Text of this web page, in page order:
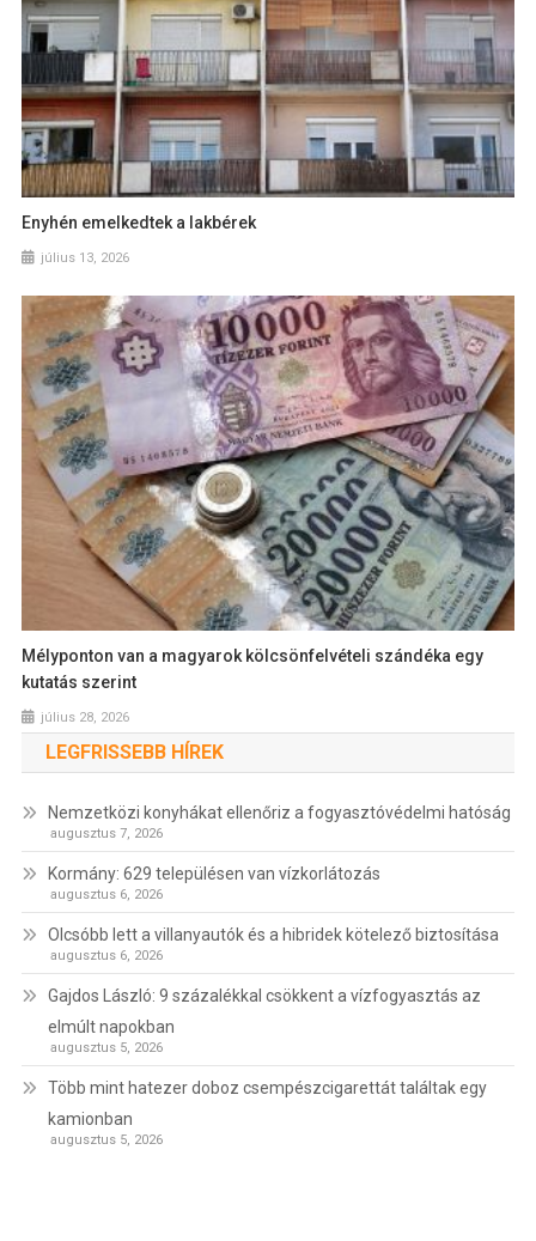
Enyhén emelkedtek a lakbérek
július 13, 2026
Mélyponton van a magyarok kölcsönfelvételi szándéka egy
kutatás szerint
július 28, 2026
LEGFRISSEBB HÍREK
Nemzetközi konyhákat ellenőriz a fogyasztóvédelmi hatóság
augusztus 7, 2026
Kormány: 629 településen van vízkorlátozás
augusztus 6, 2026
Olcsóbb lett a villanyautók és a hibridek kötelező biztosítása
augusztus 6, 2026
Gajdos László: 9 százalékkal csökkent a vízfogyasztás az
elmúlt napokban
augusztus 5, 2026
Több mint hatezer doboz csempészcigarettát találtak egy
kamionban
augusztus 5, 2026